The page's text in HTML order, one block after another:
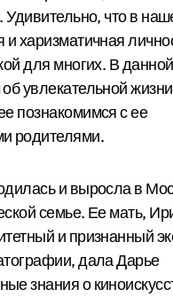
Удивительно, что в
и харизматичная
для многих. В
увлекательной
познакомимся с ее
родителями.
и выросла в
семье. Ее мать,
и признанный
дала Дарье
знания о